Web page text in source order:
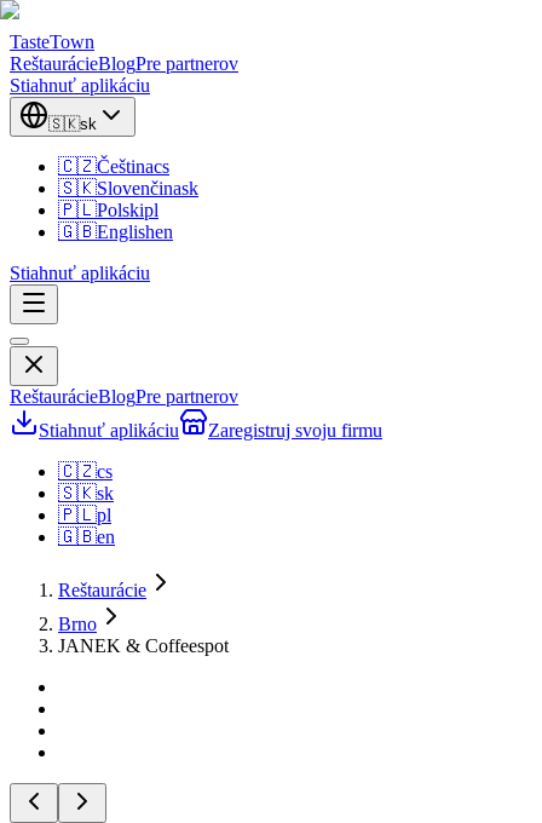
TasteTown
ReštaurácieBlogPre partnerov
Stiahnuť aplikáciu
🇸🇰sk
🇨🇿Češtinacs
🇸🇰Slovenčinask
🇵🇱Polskipl
🇬🇧Englishen
Stiahnuť aplikáciu
ReštaurácieBlogPre partnerov
Stiahnuť aplikáciu
Zaregistruj svoju firmu
🇨🇿cs
🇸🇰sk
🇵🇱pl
🇬🇧en
Reštaurácie
Brno
JANEK & Coffeespot